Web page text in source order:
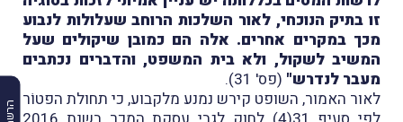
זו בתיק הנוכחי, לאור השלכות הרוחב שעלולות לנבוע
מכך במקרים אחרים. אלה הם כמובן שיקולים שעל
המשיב לשקול, ולא בית המשפט, והדברים נכתבים
מעבר לנדרש" (פס' 31).
לאור האמור, השופט קירש נמנע מלקבוע, כי תחולת הפטוֹר